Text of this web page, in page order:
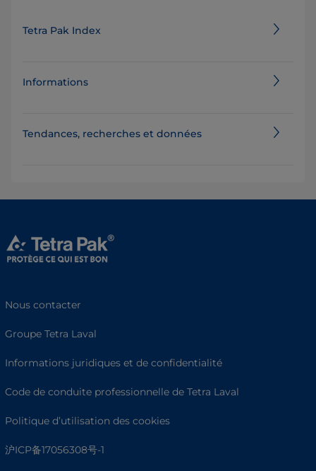
Tetra Pak Index
Informations
Tendances, recherches et données
Nous contacter
Groupe Tetra Laval
Informations juridiques et de confidentialité
Code de conduite professionnelle de Tetra Laval
Politique d’utilisation des cookies
沪ICP备17056308号-1